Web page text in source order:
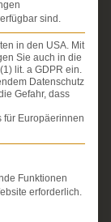
und
und
für uns
sind.
in den USA. Mit
Sie auch in die
lit. a GDPR ein.
Datenschutz
Gefahr, dass
für Europäerinnen
für die eine
Funktionen
erforderlich.